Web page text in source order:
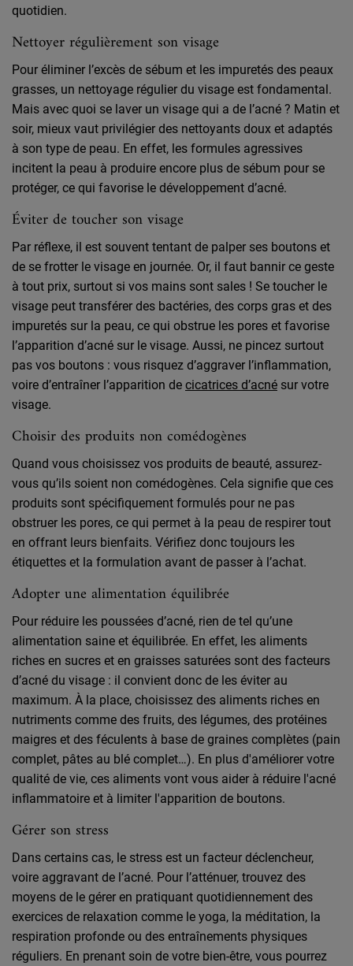
quotidien.
Nettoyer régulièrement son visage
Pour éliminer l’excès de sébum et les impuretés des peaux
grasses, un nettoyage régulier du visage est fondamental.
Mais avec quoi se laver un visage qui a de l’acné ? Matin et
soir, mieux vaut privilégier des nettoyants doux et adaptés
à son type de peau. En effet, les formules agressives
incitent la peau à produire encore plus de sébum pour se
protéger, ce qui favorise le développement d’acné.
Éviter de toucher son visage
Par réflexe, il est souvent tentant de palper ses boutons et
de se frotter le visage en journée. Or, il faut bannir ce geste
à tout prix, surtout si vos mains sont sales ! Se toucher le
visage peut transférer des bactéries, des corps gras et des
impuretés sur la peau, ce qui obstrue les pores et favorise
l’apparition d’acné sur le visage. Aussi, ne pincez surtout
pas vos boutons : vous risquez d’aggraver l’inflammation,
voire d’entraîner l’apparition de cicatrices d’acné sur votre
visage.
Choisir des produits non comédogènes
Quand vous choisissez vos produits de beauté, assurez-
vous qu’ils soient non comédogènes. Cela signifie que ces
produits sont spécifiquement formulés pour ne pas
obstruer les pores, ce qui permet à la peau de respirer tout
en offrant leurs bienfaits. Vérifiez donc toujours les
étiquettes et la formulation avant de passer à l’achat.
Adopter une alimentation équilibrée
Pour réduire les poussées d’acné, rien de tel qu’une
alimentation saine et équilibrée. En effet, les aliments
riches en sucres et en graisses saturées sont des facteurs
d’acné du visage : il convient donc de les éviter au
maximum. À la place, choisissez des aliments riches en
nutriments comme des fruits, des légumes, des protéines
maigres et des féculents à base de graines complètes (pain
complet, pâtes au blé complet…). En plus d'améliorer votre
qualité de vie, ces aliments vont vous aider à réduire l'acné
inflammatoire et à limiter l'apparition de boutons.
Gérer son stress
Dans certains cas, le stress est un facteur déclencheur,
voire aggravant de l’acné. Pour l’atténuer, trouvez des
moyens de le gérer en pratiquant quotidiennement des
exercices de relaxation comme le yoga, la méditation, la
respiration profonde ou des entraînements physiques
réguliers. En prenant soin de votre bien-être, vous pourrez